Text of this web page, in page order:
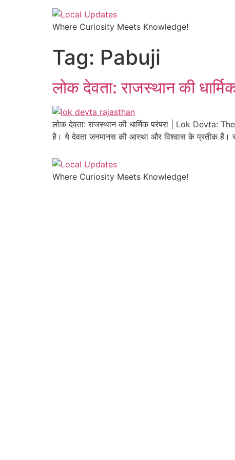
Where Curiosity Meets Knowledge!
Tag: Pabuji
लोक देवता: राजस्थान की
लोक देवता: राजस्थान की धार्मिक परंपरा | Lok Devta:
है। ये देवता जनमानस की आस्था और विश्वास के प्रतीक
Where Curiosity Meets Knowledge!